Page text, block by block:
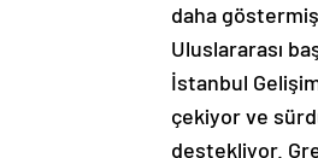
daha
Uluslararası
İstanbul
çekiyor ve
destekliyor.